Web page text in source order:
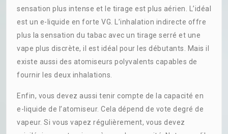
sensation plus intense et le tirage est plus aérien. L’idéal
est un e-liquide en forte VG. L’inhalation indirecte offre
plus la sensation du tabac avec un tirage serré et une
vape plus discrète, il est idéal pour les débutants. Mais il
existe aussi des atomiseurs polyvalents capables de
fournir les deux inhalations.
Enfin, vous devez aussi tenir compte de la capacité en
e-liquide de l’atomiseur. Cela dépend de vote degré de
vapeur. Si vous vapez régulièrement, vous devez